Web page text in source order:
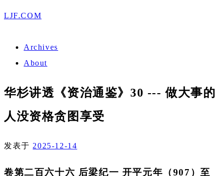
LJF.COM
Archives
About
华杉讲透《资治通鉴》30 --- 做大事的
人没资格贪图享受
发表于 2025-12-14
卷第二百六十六 后梁纪一 开平元年（907）至